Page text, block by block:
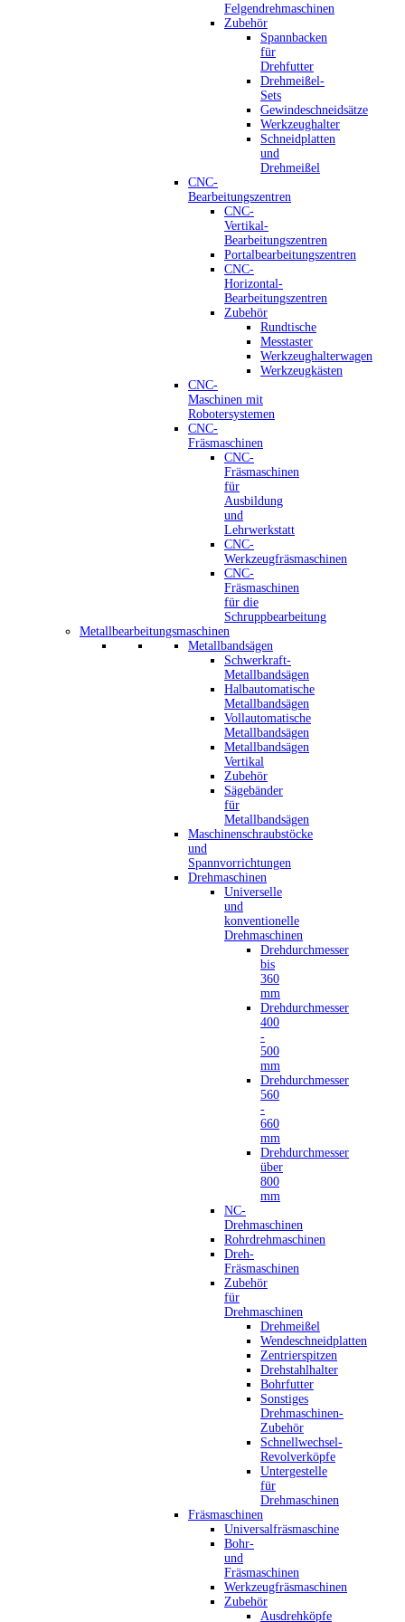
Felgendrehmaschinen
Zubehör
Spannbacken
für
Drehfutter
Drehmeißel-
Sets
Gewindeschneidsätze
Werkzeughalter
Schneidplatten
und
Drehmeißel
CNC-
Bearbeitungszentren
CNC-
Vertikal-
Bearbeitungszentren
Portalbearbeitungszentren
CNC-
Horizontal-
Bearbeitungszentren
Zubehör
Rundtische
Messtaster
Werkzeughalterwagen
Werkzeugkästen
CNC-
Maschinen mit
Robotersystemen
CNC-
Fräsmaschinen
CNC-
Fräsmaschinen
für
Ausbildung
und
Lehrwerkstatt
CNC-
Werkzeugfräsmaschinen
CNC-
Fräsmaschinen
für die
Schruppbearbeitung
Metallbearbeitungsmaschinen
Metallbandsägen
Schwerkraft-
Metallbandsägen
Halbautomatische
Metallbandsägen
Vollautomatische
Metallbandsägen
Metallbandsägen
Vertikal
Zubehör
Sägebänder
für
Metallbandsägen
Maschinenschraubstöcke
und
Spannvorrichtungen
Drehmaschinen
Universelle
und
konventionelle
Drehmaschinen
Drehdurchmesser
bis
360
mm
Drehdurchmesser
400
-
500
mm
Drehdurchmesser
560
-
660
mm
Drehdurchmesser
über
800
mm
NC-
Drehmaschinen
Rohrdrehmaschinen
Dreh-
Fräsmaschinen
Zubehör
für
Drehmaschinen
Drehmeißel
Wendeschneidplatten
Zentrierspitzen
Drehstahlhalter
Bohrfutter
Sonstiges
Drehmaschinen-
Zubehör
Schnellwechsel-
Revolverköpfe
Untergestelle
für
Drehmaschinen
Fräsmaschinen
Universalfräsmaschine
Bohr-
und
Fräsmaschinen
Werkzeugfräsmaschinen
Zubehör
Ausdrehköpfe